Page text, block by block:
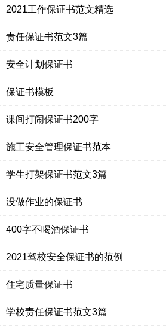
2021工作保证书范文精选
责任保证书范文3篇
安全计划保证书
保证书模板
课间打闹保证书200字
施工安全管理保证书范本
学生打架保证书范文3篇
没做作业的保证书
400字不喝酒保证书
2021驾校安全保证书的范例
住宅质量保证书
学校责任保证书范文3篇